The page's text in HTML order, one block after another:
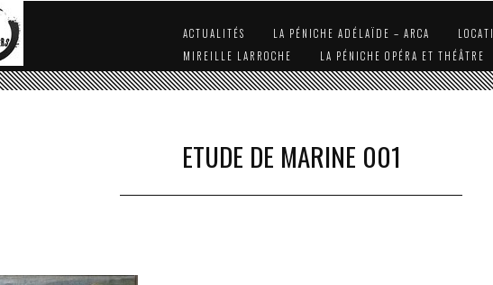
ACTUALITÉS LA PÉNICHE ADÉLAÏDE – ARCA
MIREILLE LARROCHE
LA PÉNICHE OPÉRA ET THÉÂTRE
ETUDE DE MARINE 001